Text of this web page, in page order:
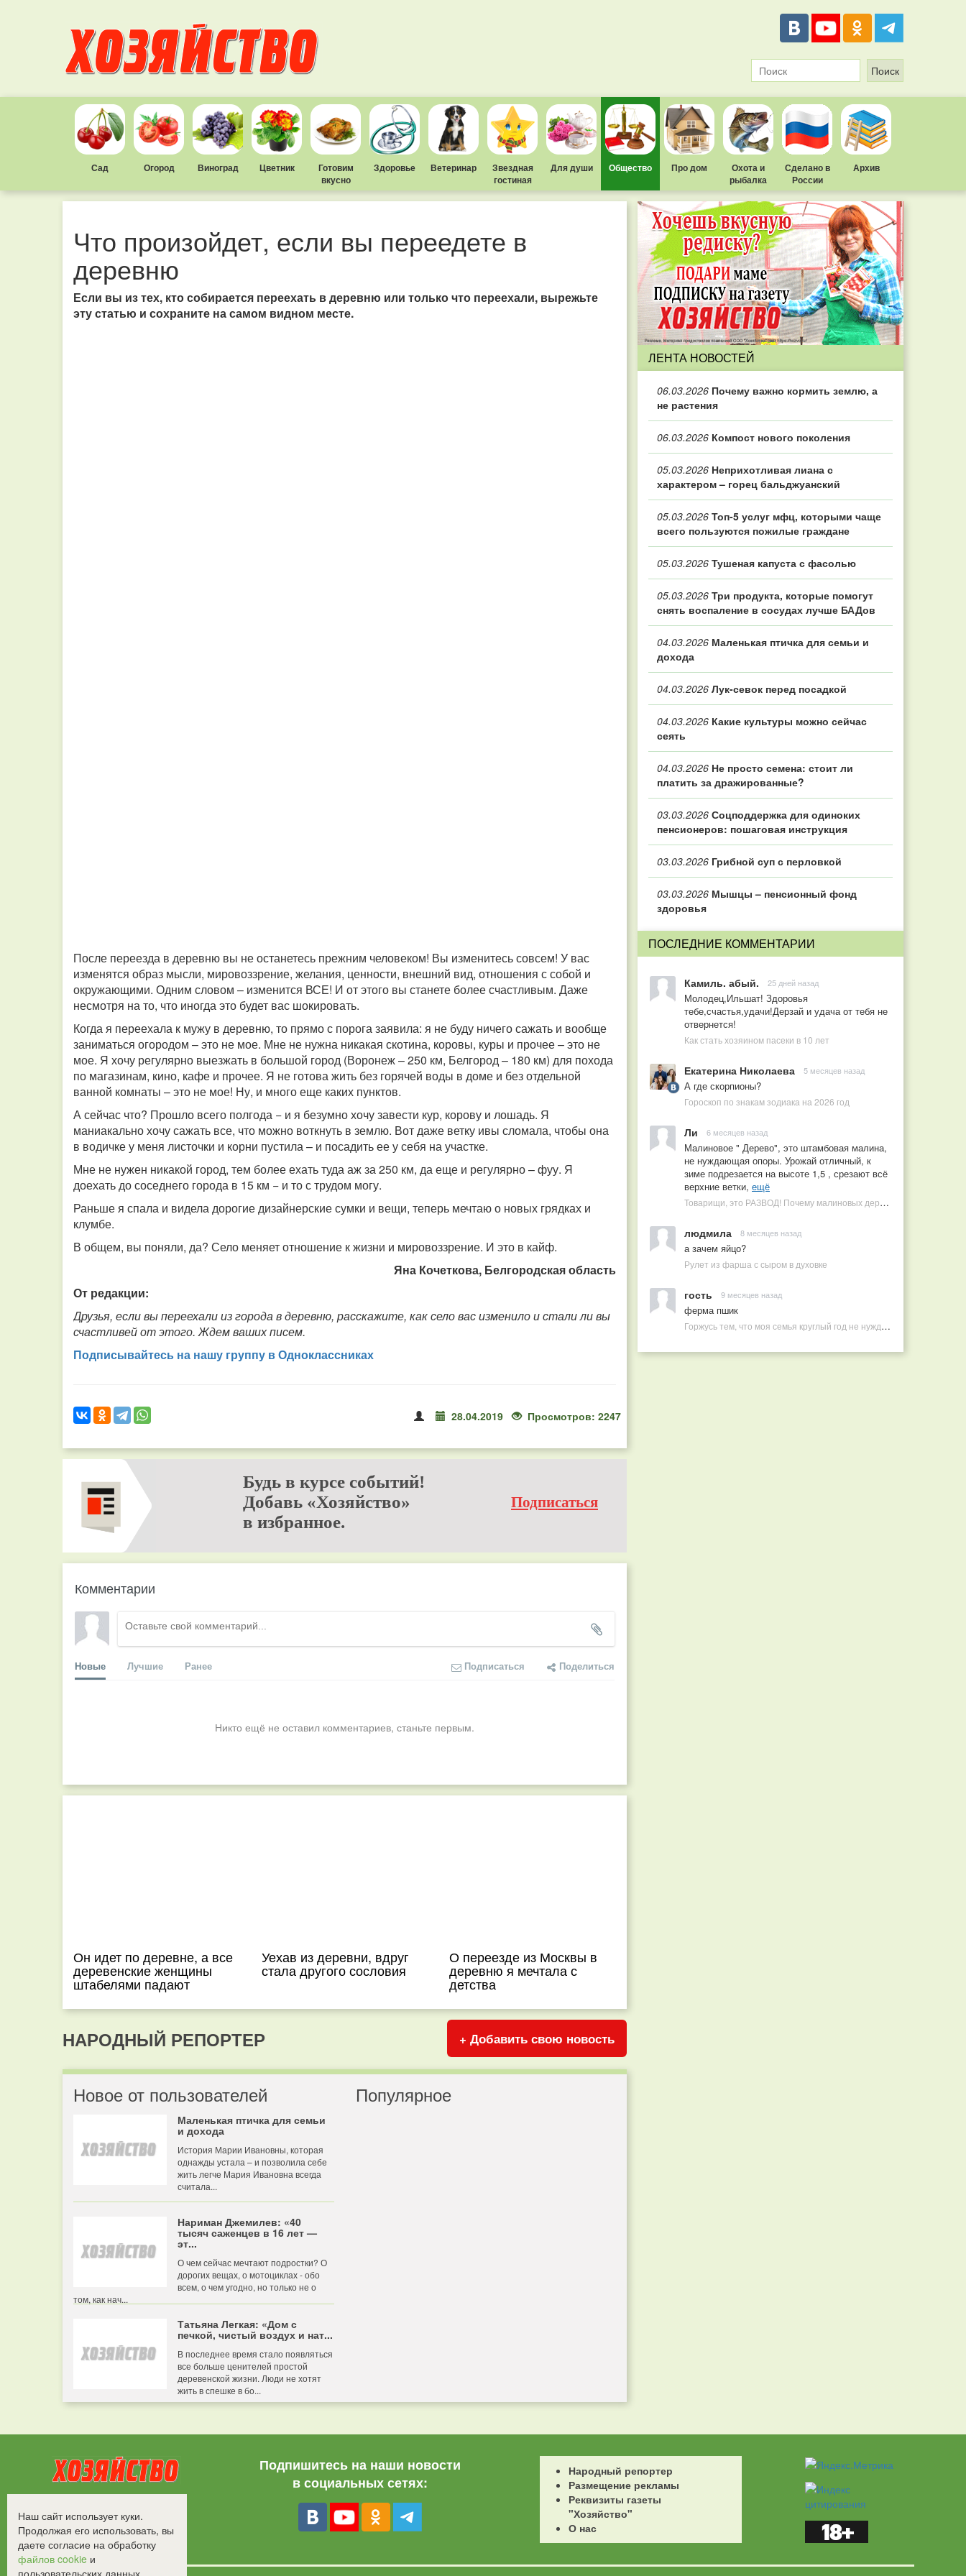
Сад Огород Виноград Цветник
Готовим
вкусно
Здоровье Ветеринар
Звездная
гостиная
Для души Общество Про дом
Охота и
рыбалка
Сделано в
России
Архив
Что произойдет, если вы переедете в
деревню
Если вы из тех, кто собирается переехать в деревню или только что переехали, вырежьте
эту статью и сохраните на самом видном месте.
После переезда в деревню вы не останетесь прежним человеком! Вы изменитесь совсем! У вас
изменятся образ мысли, мировоззрение, желания, ценности, внешний вид, отношения с собой и
окружающими. Одним словом – изменится ВСЕ! И от этого вы станете более счастливым. Даже
несмотря на то, что иногда это будет вас шокировать.
Когда я переехала к мужу в деревню, то прямо с порога заявила: я не буду ничего сажать и вообще
заниматься огородом – это не мое. Мне не нужна никакая скотина, коровы, куры и прочее – это не
мое. Я хочу регулярно выезжать в большой город (Воронеж – 250 км, Белгород – 180 км) для похода
по магазинам, кино, кафе и прочее. Я не готова жить без горячей воды в доме и без отдельной
ванной комнаты – это не мое! Ну, и много еще каких пунктов.
А сейчас что? Прошло всего полгода − и я безумно хочу завести кур, корову и лошадь. Я
маниакально хочу сажать все, что можно воткнуть в землю. Вот даже ветку ивы сломала, чтобы она
в водичке у меня листочки и корни пустила – и посадить ее у себя на участке.
Мне не нужен никакой город, тем более ехать туда аж за 250 км, да еще и регулярно – фуу. Я
доехать до соседнего города в 15 км − и то с трудом могу.
Раньше я спала и видела дорогие дизайнерские сумки и вещи, теперь мечтаю о новых грядках и
клумбе.
В общем, вы поняли, да? Село меняет отношение к жизни и мировоззрение. И это в кайф.
Яна Кочеткова, Белгородская область
От редакции:
Друзья, если вы переехали из города в деревню, расскажите, как село вас изменило и стали ли вы
счастливей от этого. Ждем ваших писем.
Подписывайтесь на нашу группу в Одноклассниках
28.04.2019 Просмотров: 2247
Будь в курсе событий!
Добавь «Хозяйство»
в избранное.
Подписаться
Комментарии
Новые Лучшие Ранее Подписаться Поделиться
Никто ещё не оставил комментариев, станьте первым.
Он идет по деревне, а все
деревенские женщины
штабелями падают
Уехав из деревни, вдруг
стала другого сословия
О переезде из Москвы в
деревню я мечтала с
детства
НАРОДНЫЙ РЕПОРТЕР + Добавить свою новость
Новое от пользователей
Маленькая птичка для семьи
и дохода
История Марии Ивановны, которая
однажды устала – и позволила себе
жить легче Мария Ивановна всегда
считала...
Нариман Джемилев: «40
тысяч саженцев в 16 лет —
эт...
О чем сейчас мечтают подростки? О
дорогих вещах, о мотоциклах - обо
всем, о чем угодно, но только не о
том, как нач...
Татьяна Легкая: «Дом с
печкой, чистый воздух и нат...
В последнее время стало появляться
все больше ценителей простой
деревенской жизни. Люди не хотят
жить в спешке в бо...
Популярное
ЛЕНТА НОВОСТЕЙ
06.03.2026 Почему важно кормить землю, а
не растения
06.03.2026 Компост нового поколения
05.03.2026 Неприхотливая лиана с
характером – горец бальджуанский
05.03.2026 Топ‑5 услуг мфц, которыми чаще
всего пользуются пожилые граждане
05.03.2026 Тушеная капуста с фасолью
05.03.2026 Три продукта, которые помогут
снять воспаление в сосудах лучше БАДов
04.03.2026 Маленькая птичка для семьи и
дохода
04.03.2026 Лук-севок перед посадкой
04.03.2026 Какие культуры можно сейчас
сеять
04.03.2026 Не просто семена: стоит ли
платить за дражированные?
03.03.2026 Соцподдержка для одиноких
пенсионеров: пошаговая инструкция
03.03.2026 Грибной суп с перловкой
03.03.2026 Мышцы – пенсионный фонд
здоровья
ПОСЛЕДНИЕ КОММЕНТАРИИ
Камиль. абый. 25 дней назад
Молодец,Ильшат! Здоровья
тебе,счастья,удачи!Дерзай и удача от тебя не
отвернется!
Как стать хозяином пасеки в 10 лет
Екатерина Николаева 5 месяцев назад
А где скорпионы?
Гороскоп по знакам зодиака на 2026 год
Ли 6 месяцев назад
Малиновое " Дерево", это штамбовая малина,
не нуждающая опоры. Урожай отличный, к
зиме подрезается на высоте 1,5 , срезают всё
верхние ветки, ещё
Товарищи, это РАЗВОД! Почему малиновых деревьев не бывает, или Как ушлые продавцы наживаются на мечтах садоводов
людмила 8 месяцев назад
а зачем яйцо?
Рулет из фарша с сыром в духовке
гость 9 месяцев назад
ферма пшик
Горжусь тем, что моя семья круглый год не нуждается в покупных витаминах
Все права защищены.
©2008-2017 - "Хозяйство"
Подпишитесь на наши новости
в социальных сетях:
Народный репортер
Размещение рекламы
Реквизиты газеты
"Хозяйство"
О нас
Наш сайт использует куки.
Продолжая его использовать, вы
даете согласие на обработку
файлов cookie и
пользовательских данных.